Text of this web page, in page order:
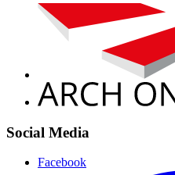
Social Media
Facebook